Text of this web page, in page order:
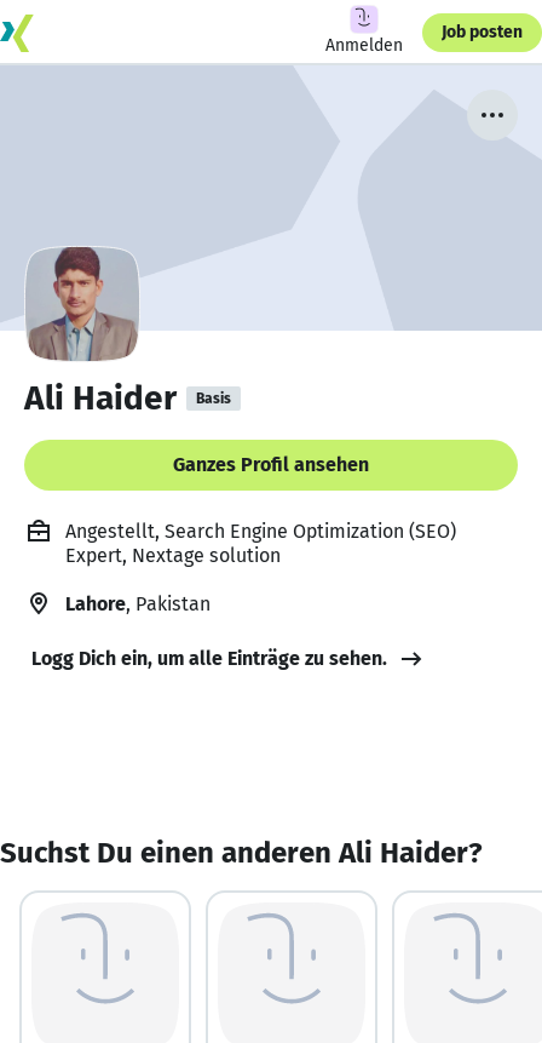
Anmelden
Job posten
Ali Haider Basis
Ganzes Profil ansehen
Angestellt, Search Engine Optimization (SEO)
Expert, Nextage solution
Lahore, Pakistan
Logg Dich ein, um alle Einträge zu sehen.
Suchst Du einen anderen Ali Haider?